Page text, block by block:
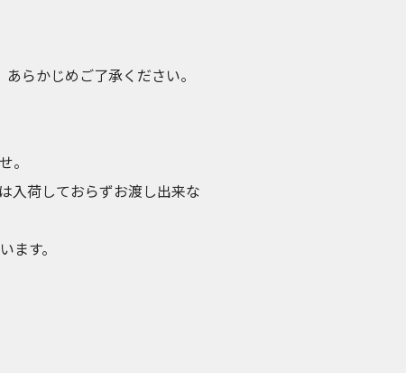
らかじめご了承ください。
。
入荷しておらずお渡し出来な
ます。